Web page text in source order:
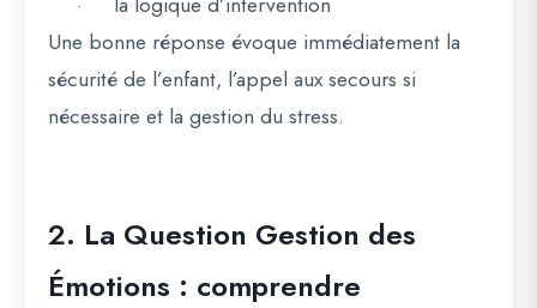
·
Une bonne réponse évoque immédiatement la
sécurité de l’enfant, l’appel aux secours si
nécessaire et la gestion du stress.
2. La Question Gestion des
Émotions : comprendre